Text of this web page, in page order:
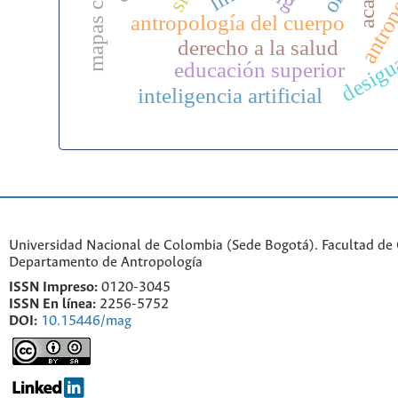
antropología del cuerpo
derecho a la salud
educación superior
inteligencia artificial
Universidad Nacional de Colombia (Sede Bogotá). Facultad de
Departamento de Antropología
ISSN Impreso: 0120-3045
ISSN En línea: 2256-5752
DOI: 10.15446/mag